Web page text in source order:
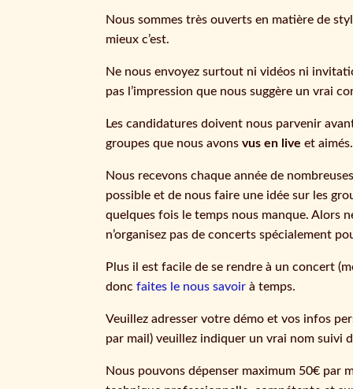
Nous sommes très ouverts en matière de
mieux c’est.
Ne nous envoyez surtout ni vidéos ni
pas l’impression que nous suggère un vrai
Les candidatures doivent nous parvenir
groupes que nous avonsvus en live et aimés.
Nous recevons chaque année de
possible et de nous faire une idée sur les
quelques fois le temps nous manque. Alors
n’organisez pas de concerts spécialement
Plus il est facile de se rendre à un concert
doncfaites le nous savoir à temps.
Veuillez adresser votre démo et vos infos
par mail) veuillez indiquer un vrai nom suivi
Nous pouvons dépenser maximum 50€ par